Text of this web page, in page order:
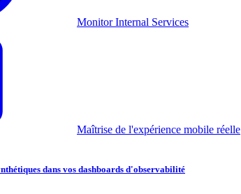
Monitor Internal Services
Maîtrise de l'expérience mobile réelle
dans vos dashboards d'observabilité